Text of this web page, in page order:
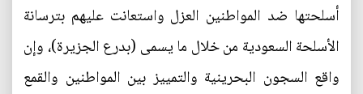
أسلحتها ضد المواطنين العزل واستعانت عليهم بترسانة
الأسلحة السعودية من خلال ما يسمى (بدرع الجزيرة)، وإن
واقع السجون البحرينية والتمييز بين المواطنين والقمع